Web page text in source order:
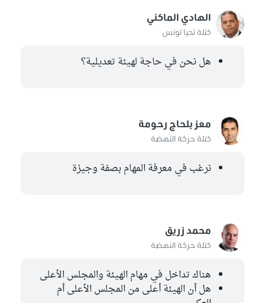
الهادي الماكني
كتلة تحيا تونس
هل نحن في حاجة لهيئة تعديلية؟
معز بلحاج رحومة
كتلة حركة النهضة
نرغب في معرفة المهام بصفة وجيزة
محمد زريق
كتلة حركة النهضة
هناك تداخل في مهام الهيئة والمجلس الأعلى
هل أن الهيئة أعلى من المجلس الأعلى أم